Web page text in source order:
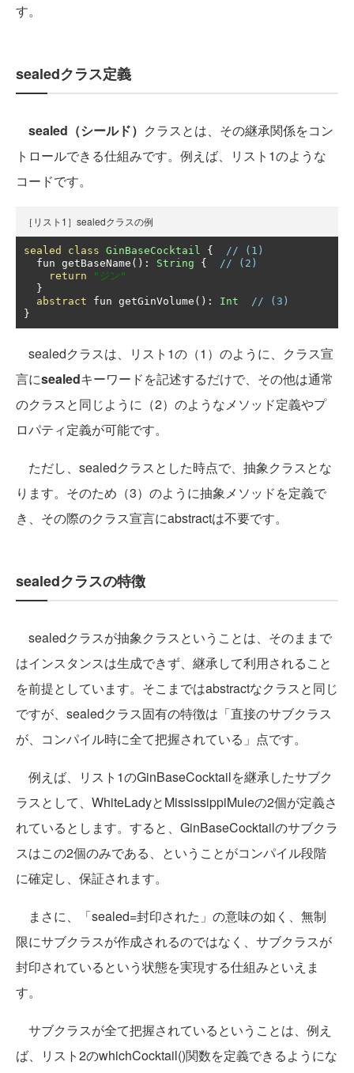
す。
sealedクラス定義
sealed （シールド） クラスとは、その継承関係をコン
トロールできる仕組みです。例えば、リスト1のような
コードです。
［リスト1］sealedクラスの例
sealed class GinBaseCocktail {
// (1)
  fun getBaseName
(): String {
// (2)
return
"ジン"
}
abstract fun getGinVolume (): Int
// (3)
}
sealedクラスは、リスト1の（1）のように、クラス宣
言にsealedキーワードを記述するだけで、その他は通常
のクラスと同じように（2）のようなメソッド定義やプ
ロパティ定義が可能です。
ただし、sealedクラスとした時点で、抽象クラスとな
ります。そのため（3）のように抽象メソッドを定義で
き、その際のクラス宣言にabstractは不要です。
sealedクラスの特徴
sealedクラスが抽象クラスということは、そのままで
はインスタンスは生成できず、継承して利用されること
を前提としています。そこまではabstractなクラスと同じ
ですが、sealedクラス固有の特徴は「直接のサブクラス
が、コンパイル時に全て把握されている」点です。
例えば、リスト1のGinBaseCocktailを継承したサブク
ラスとして、WhiteLadyとMississippiMuleの2個が定義さ
れているとします。すると、GinBaseCocktailのサブクラ
スはこの2個のみである、ということがコンパイル段階
に確定し、保証されます。
まさに、「sealed=封印された」の意味の如く、無制
限にサブクラスが作成されるのではなく、サブクラスが
封印されているという状態を実現する仕組みといえま
す。
サブクラスが全て把握されているということは、例え
ば、リスト2のwhichCocktail()関数を定義できるようにな